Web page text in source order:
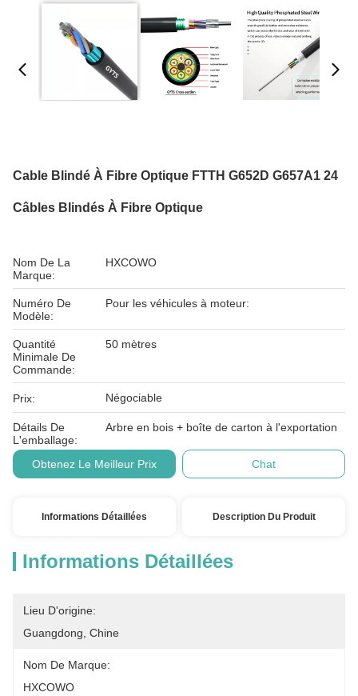
Cable Blindé À Fibre Optique FTTH G652D G657A1 24
Câbles Blindés À Fibre Optique
Nom De La
Marque:
HXCOWO
Numéro De
Modèle:
Pour les véhicules à moteur:
Quantité
Minimale De
Commande:
50 mètres
Prix: Négociable
Détails De
L'emballage:
Arbre en bois + boîte de carton à l'exportation
Obtenez Le Meilleur Prix Chat
Informations Détaillées Description Du Produit
Informations Détaillées
Lieu D'origine:
Guangdong, Chine
Nom De Marque:
HXCOWO